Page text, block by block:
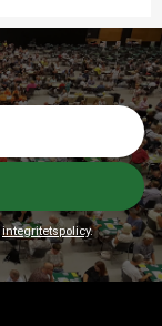
integritetspolicy.